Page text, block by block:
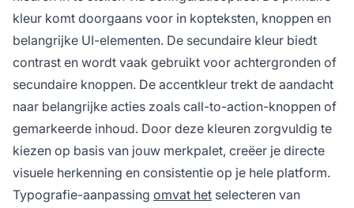
kleur komt doorgaans voor in kopteksten, knoppen en
belangrijke UI-elementen. De secundaire kleur biedt
contrast en wordt vaak gebruikt voor achtergronden of
secundaire knoppen. De accentkleur trekt de aandacht
naar belangrijke acties zoals call-to-action-knoppen of
gemarkeerde inhoud. Door deze kleuren zorgvuldig te
kiezen op basis van jouw merkpalet, creëer je directe
visuele herkenning en consistentie op je hele platform.
Typografie-aanpassing omvat het selecteren van